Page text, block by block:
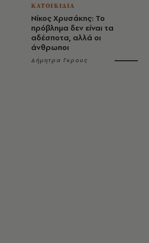
ΚΑΤΟΙΚΙΔΙΑ
Νίκος Χρυσάκης: Το
πρόβλημα δεν είναι τα
αδέσποτα, αλλά οι
άνθρωποι
Δήμητρα Γκρους